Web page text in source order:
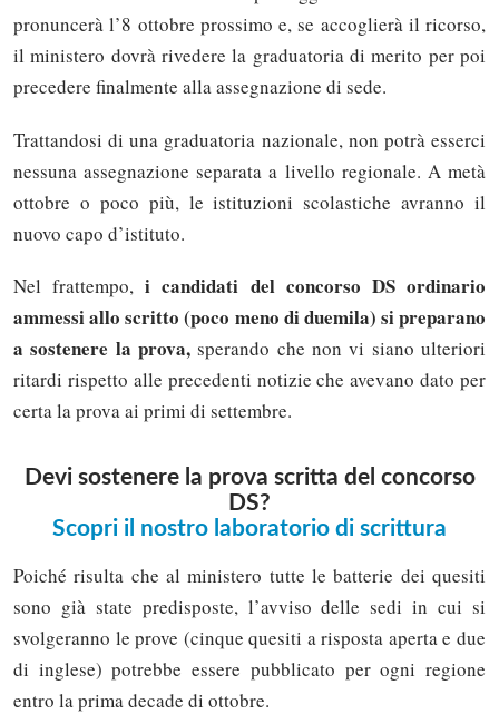
pronuncerà l’8 ottobre prossimo e, se accoglierà il ricorso,
il ministero dovrà rivedere la graduatoria di merito per poi
precedere finalmente alla assegnazione di sede.
Trattandosi di una graduatoria nazionale, non potrà esserci
nessuna assegnazione separata a livello regionale. A metà
ottobre o poco più, le istituzioni scolastiche avranno il
nuovo capo d’istituto.
Nel frattempo, i candidati del concorso DS ordinario
ammessi allo scritto (poco meno di duemila) si preparano
a sostenere la prova, sperando che non vi siano ulteriori
ritardi rispetto alle precedenti notizie che avevano dato per
certa la prova ai primi di settembre.
Devi sostenere la prova scritta del concorso
DS?
Scopri il nostro laboratorio di scrittura
Poiché risulta che al ministero tutte le batterie dei quesiti
sono già state predisposte, l’avviso delle sedi in cui si
svolgeranno le prove (cinque quesiti a risposta aperta e due
di inglese) potrebbe essere pubblicato per ogni regione
entro la prima decade di ottobre.